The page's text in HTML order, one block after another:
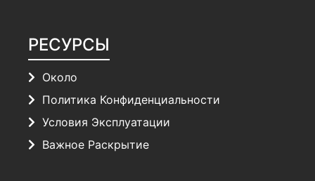
РЕСУРСЫ
Около
Политика Конфиденциальности
Условия Эксплуатации
Важное Раскрытие